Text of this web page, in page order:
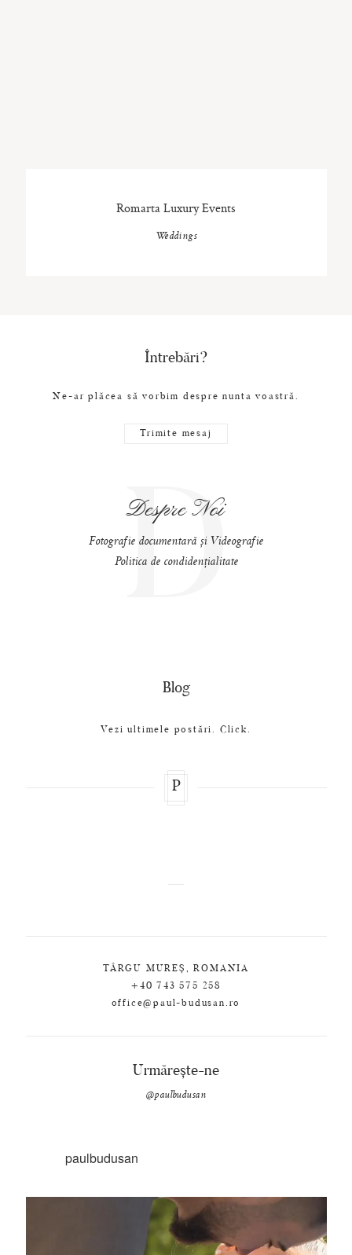
Romarta Luxury Events
Weddings
Întrebări?
Ne-ar plăcea să vorbim despre nunta voastră.
Trimite mesaj
Despre Noi
D
Fotografie documentară și Videografie
Politica de condidențialitate
Blog
Vezi ultimele postări. Click.
P
TÂRGU MUREȘ, ROMANIA
+40 743 575 258
office@paul-budusan.ro
Urmărește-ne
@paulbudusan
paulbudusan